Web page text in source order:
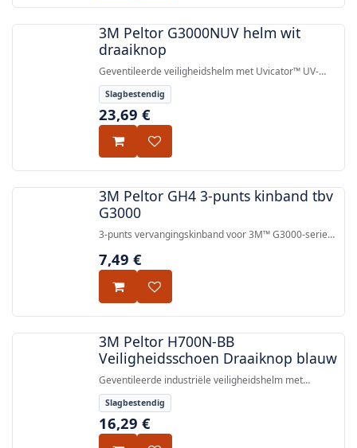
3M Peltor G3000NUV helm wit
draaiknop
Geventileerde veiligheidshelm met Uvicator™ UV-
indicatordraaikop, draaikop-hoofdbandverstelling en
korte rand, goedgekeurd volgens EN
397:2012+A1:2012.
Slagbestendig
23,69 €
3M Peltor GH4 3-punts kinband tbv
G3000
3-punts vervangingskinband voor 3M™ G3000-serie
verkrijgbaar.
7,49 €
3M Peltor H700N-BB
Veiligheidsschoen Draaiknop blauw
Geventileerde industriële veiligheidshelm met
draaikopstelsel, goedgekeurd voor bescherming tegen
kleine vallende voorwerpen in overeenstemming met
EN 397:2012+A1:2012.
Slagbestendig
16,29 €